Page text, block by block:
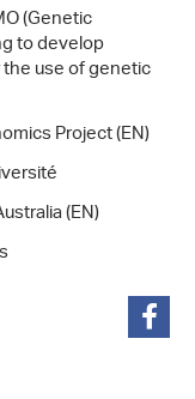
(Genetic
to develop
use of genetic
Project (EN)
(EN)